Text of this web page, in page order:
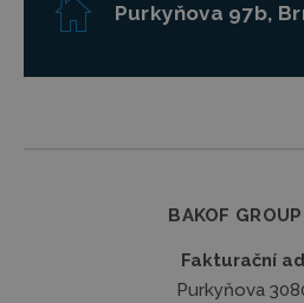
Purkyňova 97b,
BAKOF
Fakturační
Purkyňova